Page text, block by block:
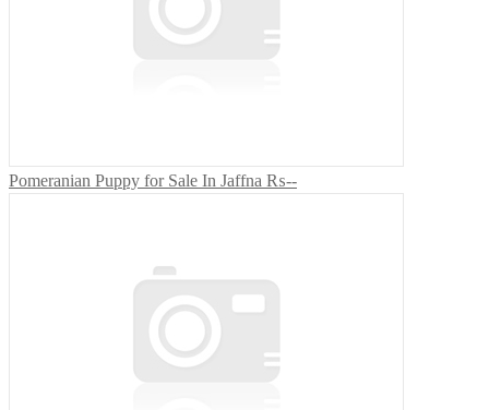
Pomeranian Puppy for Sale In Jaffna ₨--